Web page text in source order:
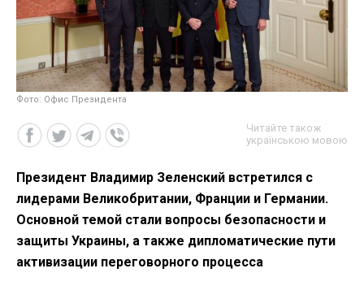
Фото: Офис Президента
Читайте також
українською мовою
Президент Владимир Зеленский встретился с
лидерами Великобритании, Франции и Германии.
Основной темой стали вопросы безопасности и
защиты Украины, а также дипломатические пути
активизации переговорного процесса